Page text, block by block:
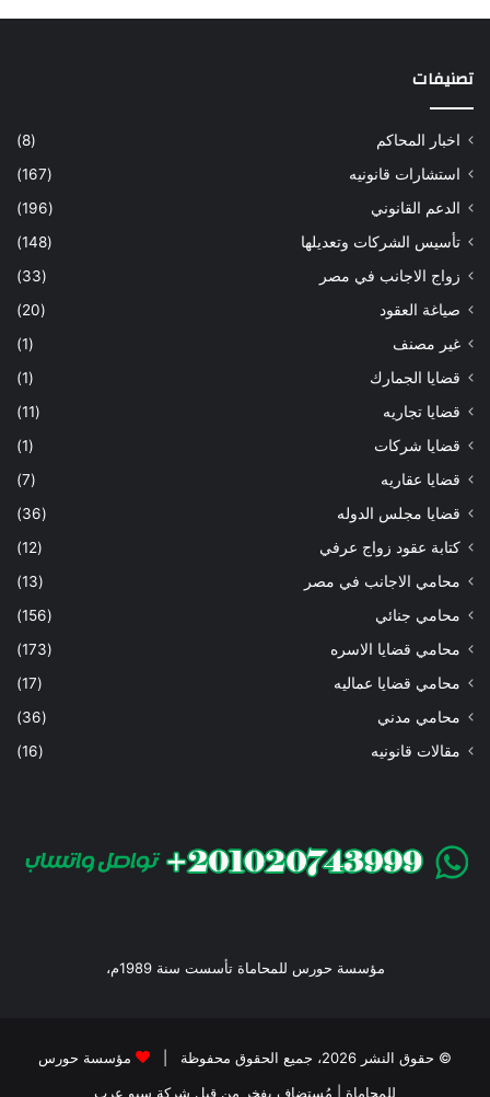
تصنيفات
اخبار المحاكم
(8)
استشارات قانونيه
(167)
الدعم القانوني
(196)
تأسيس الشركات وتعديلها
(148)
زواج الاجانب في مصر
(33)
صياغة العقود
(20)
غير مصنف
(1)
قضايا الجمارك
(1)
قضايا تجاريه
(11)
قضايا شركات
(1)
قضايا عقاريه
(7)
قضايا مجلس الدوله
(36)
كتابة عقود زواج عرفي
(12)
محامي الاجانب في مصر
(13)
محامي جنائي
(156)
محامي قضايا الاسره
(173)
محامي قضايا عماليه
(17)
محامي مدني
(36)
مقالات قانونيه
(16)
مؤسسة حورس للمحاماة تأسست سنة 1989م،
© حقوق النشر 2026، جميع الحقوق محفوظة |
مؤسسة حورس
للمحاماة
| مُستضاف بفخر من قبل شركة سيو عرب